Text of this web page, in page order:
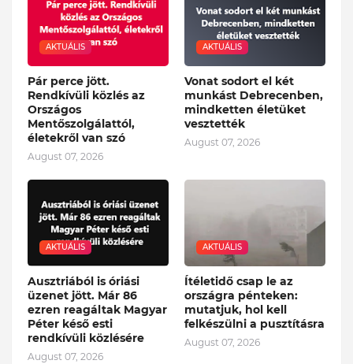
AKTUÁLIS
Pár perce jött.
Rendkívüli közlés az
Országos
Mentőszolgálattól,
életekről van szó
August 07, 2026
AKTUÁLIS
Vonat sodort el két
munkást Debrecenben,
mindketten életüket
vesztették
August 07, 2026
AKTUÁLIS
Ausztriából is óriási
üzenet jött. Már 86
ezren reagáltak Magyar
Péter késő esti
rendkívüli közlésére
August 07, 2026
AKTUÁLIS
Ítéletidő csap le az
országra pénteken:
mutatjuk, hol kell
felkészülni a pusztításra
August 07, 2026